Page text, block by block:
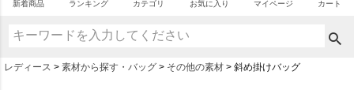
新着商品 ランキング カテゴリ お気に入り マイページ カート
レディース 素材から探す・バッグ その他の素材 斜め掛けバッグ